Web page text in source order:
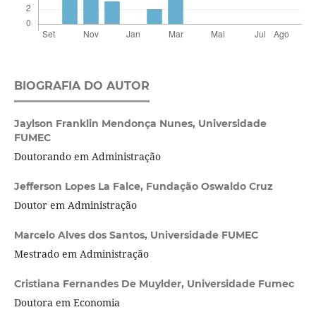
BIOGRAFIA DO AUTOR
Jaylson Franklin Mendonça Nunes, Universidade
FUMEC
Doutorando em Administração
Jefferson Lopes La Falce, Fundação Oswaldo Cruz
Doutor em Administração
Marcelo Alves dos Santos, Universidade FUMEC
Mestrado em Administração
Cristiana Fernandes De Muylder, Universidade Fumec
Doutora em Economia